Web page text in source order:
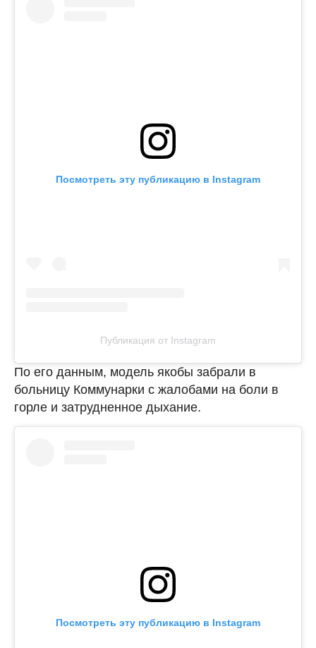
Посмотреть эту публикацию в Instagram
Публикация от Instagram
По его данным, модель якобы забрали в
больницу Коммунарки с жалобами на боли в
горле и затрудненное дыхание.
Посмотреть эту публикацию в Instagram